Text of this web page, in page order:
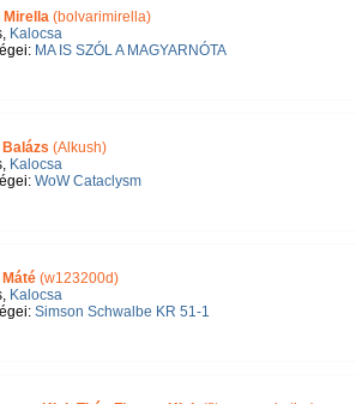
Mirella (bolvarimirella)
Kalocsa
MA IS SZÓL A MAGYARNÓTA
(Alkush)
Kalocsa
WoW Cataclysm
(w123200d)
Kalocsa
Simson Schwalbe KR 51-1